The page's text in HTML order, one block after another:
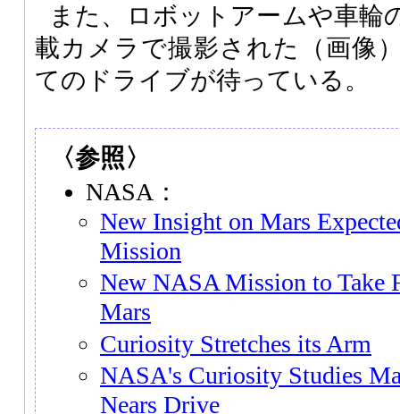
また、ロボットアームや車輪
載カメラで撮影された（画像
てのドライブが待っている。
〈参照〉
NASA：
New Insight on Mars
Mission
New NASA Mission to Take
Mars
Curiosity Stretches its Arm
NASA's Curiosity Studies
Nears Drive